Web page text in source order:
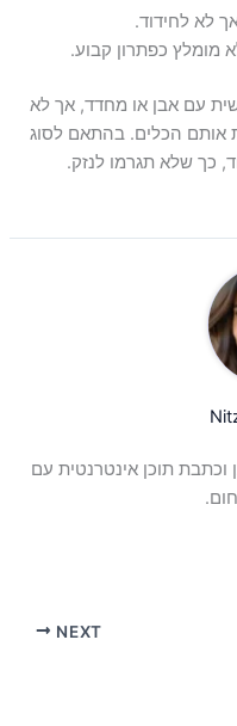
לא לחידוד.
מומלץ כפתרון קבוע.
עם אבן או מחדד, אך לא
אותם הכלים. בהתאם לסוג
כך שלא תגרמו לנזק.
תוכן וכתבת תוכן אינטרנטית עם
NEXT